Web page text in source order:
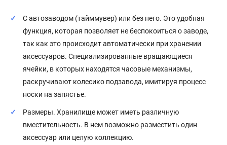
С автозаводом (тайммувер) или без него. Это удобная
функция, которая позволяет не беспокоиться о заводе,
так как это происходит автоматически при хранении
аксессуаров. Специализированные вращающиеся
ячейки, в которых находятся часовые механизмы,
раскручивают колесико подзавода, имитируя процесс
носки на запястье.
Размеры. Хранилище может иметь различную
вместительность. В нем возможно разместить один
аксессуар или целую коллекцию.